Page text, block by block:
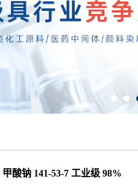
甲酸钠 141-53-7 工业级 98%